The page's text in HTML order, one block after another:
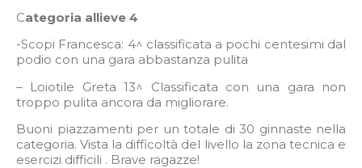
Categoria allieve 4
-Scopi Francesca: 4^ classificata a pochi centesimi dal
podio con una gara abbastanza pulita
– Loiotile Greta 13^ Classificata con una gara non
troppo pulita ancora da migliorare.
Buoni piazzamenti per un totale di 30 ginnaste nella
categoria. Vista la difficoltà del livello la zona tecnica e
esercizi difficili . Brave ragazze!